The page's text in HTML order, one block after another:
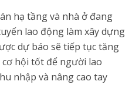
hạ tầng và nhà ở đang
lao động làm xây dựng
dự báo sẽ tiếp tục tăng
hội tốt để người lao
nhập và nâng cao tay